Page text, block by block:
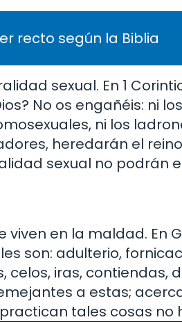
recto según la Biblia
sexual. En 1
No os engañéis: ni
ni los
heredarán el
sexual no podrán
en la maldad. En
son: adulterio,
iras, contiendas,
a estas;
tales cosas no